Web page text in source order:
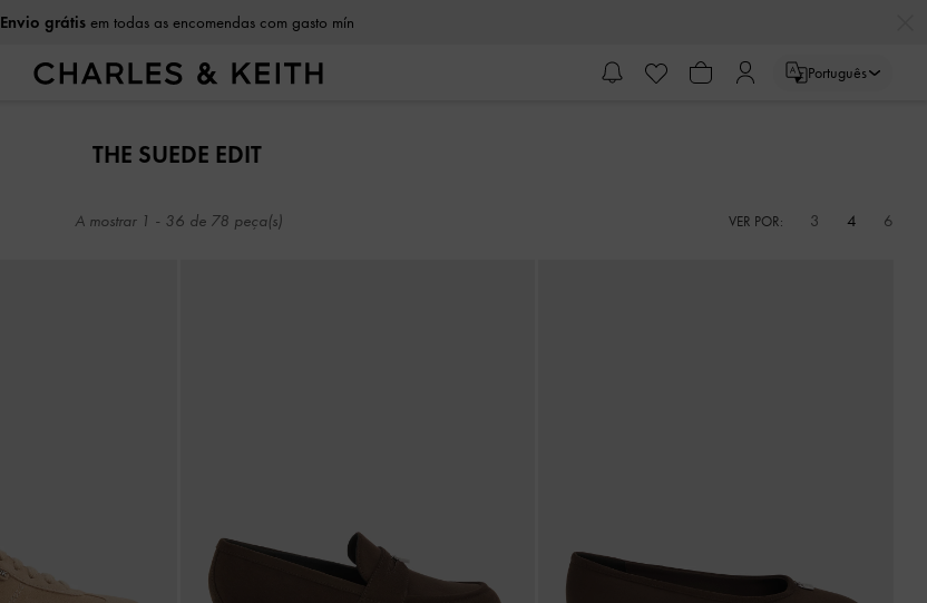
Envio grátisem todas as encomendas com gasto mín
Português
THE SUEDE EDIT
A mostrar 1 - 36 de 78 peça(s) VER POR: 3 4 6